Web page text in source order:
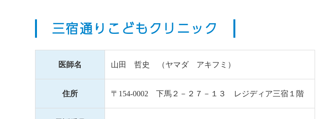
三宿通りこどもクリニック
医師名 山田 哲史 （ヤマダ アキフミ）
住所 〒154-0002 下馬２－２７－１３ レジディア三宿１階